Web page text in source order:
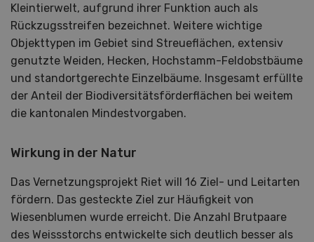
Kleintierwelt, aufgrund ihrer Funktion auch als
Rückzugsstreifen bezeichnet. Weitere wichtige
Objekttypen im Gebiet sind Streueflächen, extensiv
genutzte Weiden, Hecken, Hochstamm-Feldobstbäume
und standortgerechte Einzelbäume. Insgesamt erfüllte
der Anteil der Biodiversitätsförderflächen bei weitem
die kantonalen Mindestvorgaben.
Wirkung in der Natur
Das Vernetzungsprojekt Riet will 16 Ziel- und Leitarten
fördern. Das gesteckte Ziel zur Häufigkeit von
Wiesenblumen wurde erreicht. Die Anzahl Brutpaare
des Weissstorchs entwickelte sich deutlich besser als